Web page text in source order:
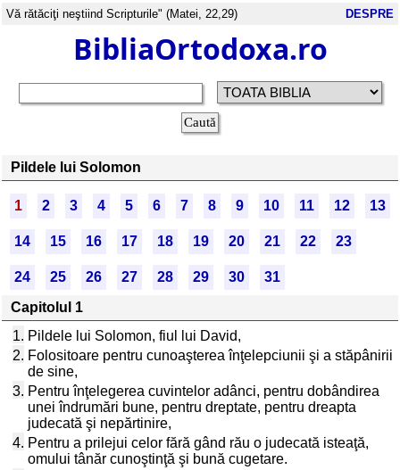
Vă rătăciţi neştiind Scripturile" (Matei, 22,29) DESPRE
BibliaOrtodoxa.ro
Pildele lui Solomon
1 2 3 4 5 6 7 8 9 10 11 12 13
14 15 16 17 18 19 20 21 22 23
24 25 26 27 28 29 30
31
Capitolul 1
1. Pildele lui Solomon, fiul lui David,
2. Folositoare pentru cunoaşterea înţelepciunii şi a stăpânirii
de sine,
3. Pentru înţelegerea cuvintelor adânci, pentru dobândirea
unei îndrumări bune, pentru dreptate, pentru dreapta
judecată şi nepărtinire,
4. Pentru a prilejui celor fără gând rău o judecată isteaţă,
omului tânăr cunoştinţă şi bună cugetare.